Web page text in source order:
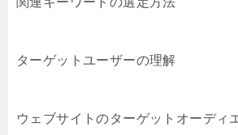
ターゲットユーザーの理解
ウェブサイトのターゲットオーディ